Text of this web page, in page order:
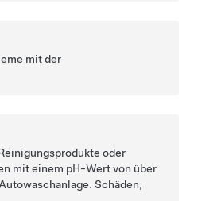
mit der
oder
mit einem pH-Wert von über
Schäden,